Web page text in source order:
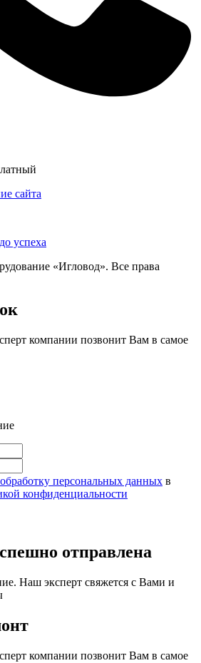
сайта
успеха
«Игловод». Все права
компании позвонит Вам в самое
обработку персональных данных в
конфиденциальности
отправлена
Наш эксперт свяжется с Вами и
компании позвонит Вам в самое